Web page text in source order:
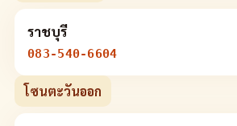
ราชบุรี
083-540-6604
โซนตะวันออก